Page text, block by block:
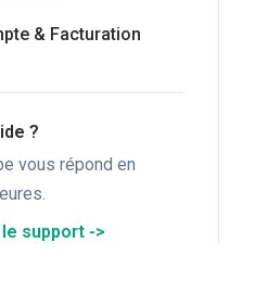
& Facturation
?
vous répond en
support ->